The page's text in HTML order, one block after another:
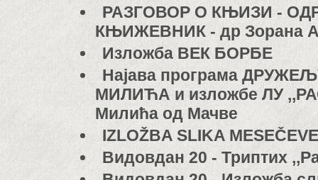
РАЗГОВОР О КЊИЗИ -
КЊИЖЕВНИК - др Зорана
Изложба ВЕК БОРБЕ
Најава програма
МИЛИЋА и изложбе ЛУ
Милића од Мачве
IZLOŽBA SLIKA
Видовдан 20 - Триптих